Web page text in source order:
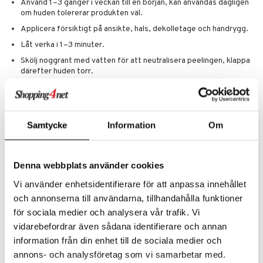
Samtycke Information Om
Denna webbplats använder cookies
Vi använder enhetsidentifierare för att anpassa innehållet
och annonserna till användarna, tillhandahålla funktioner
för sociala medier och analysera vår trafik. Vi
vidarebefordrar även sådana identifierare och annan
information från din enhet till de sociala medier och
annons- och analysföretag som vi samarbetar med.
Använd 1–3 gånger i veckan till en början, kan användas dagligen
om huden tolererar produkten väl.
Applicera försiktigt på ansikte, hals, dekolletage och handrygg.
Låt verka i 1–3 minuter.
Skölj noggrant med vatten för att neutralisera peelingen, klappa
därefter huden torr.
Det är normalt med en lätt pirrande eller stickande känsla efter
applicering.
Water/Aqua/Eau, Butylene Glycol, Sodium Lactate, Ethoxydiglycol,
Phytic Acid, PPG-5-Ceteth-20, Rosa Centifolia Flower Water,
Acetate, Chamomilla Recutita (Matricaria) Flower Extract, Camellia
Acid, Borago Officinalis Seed Oil, Glycine, Symphytum Officinale Leaf
Extract, Serine, Glutamic Acid, Caprylic/Capric Triglyceride,
Potassium Sorbate, Sodium Benzoate, Aspartic Acid, Citrus Limon
(Lemon) Peel Extract, Leucine, Alanine, Lysine, Arginine, Benzoic
Acid, Tyrosine, Phenylalanine, Threonine, Proline, Valine, Isoleucine,
Histidine, Citric Acid, Citrus Aurantium Dulcis (Orange) Fruit Extract,
Peel Extract, Salvia Officinalis (Sage) Leaf Extract, Mentha Piperita